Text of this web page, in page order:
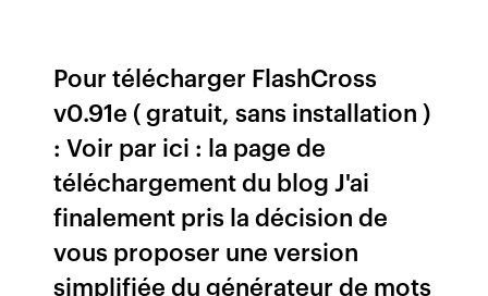
Pour télécharger FlashCross
v0.91e ( gratuit, sans installation )
: Voir par ici : la page de
téléchargement du blog J'ai
finalement pris la décision de
vous proposer une version
simplifiée du générateur de mots